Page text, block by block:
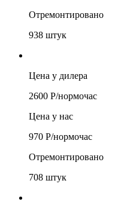
Отремонтировано
938 штук
Цена у дилера
2600 Р/нормочас
Цена у нас
970 Р/нормочас
Отремонтировано
708 штук